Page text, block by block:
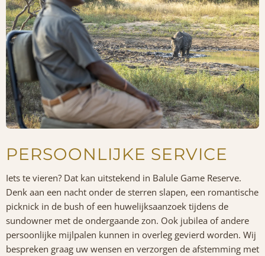
PERSOONLIJKE SERVICE
Iets te vieren? Dat kan uitstekend in Balule Game Reserve.
Denk aan een nacht onder de sterren slapen, een romantische
picknick in de bush of een huwelijksaanzoek tijdens de
sundowner met de ondergaande zon. Ook jubilea of andere
persoonlijke mijlpalen kunnen in overleg gevierd worden. Wij
bespreken graag uw wensen en verzorgen de afstemming met